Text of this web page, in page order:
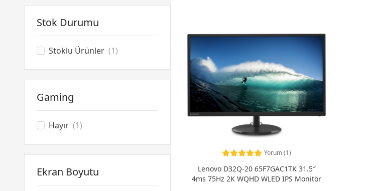
James Donkey (16)
LG (10)
Lenovo (1)
MSI
(66)
Philips Evnia (21)
Xiaomi
Stok Durumu
Stoklu Ürünler (1)
Gaming
Hayır (1)
Ekran Boyutu
Yorum (1)
Lenovo D32Q-20 65F7GAC1TK 31.5″
4ms 75Hz 2K WQHD WLED IPS Monitör